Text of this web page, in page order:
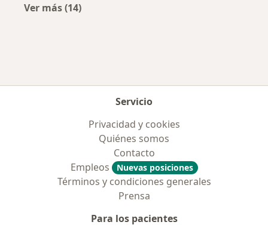
Ver más (14)
Servicio
Privacidad y cookies
Quiénes somos
Contacto
Empleos
Nuevas posiciones
Términos y condiciones generales
Prensa
Para los pacientes